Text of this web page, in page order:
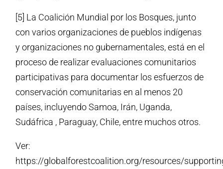
[5] La Coalición Mundial por los Bosques, junto
con varios organizaciones de pueblos indígenas
y organizaciones no gubernamentales, está en el
proceso de realizar evaluaciones comunitarios
participativas para documentar los esfuerzos de
conservación comunitarias en al menos 20
países, incluyendo Samoa, Irán, Uganda,
Sudáfrica , Paraguay, Chile, entre muchos otros.
Ver:
https://globalforestcoalition.org/resources/